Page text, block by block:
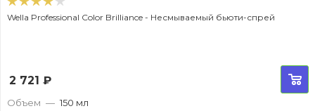
Wella Professional Color Brilliance - Несмываемый бьюти-спрей
2 721 ₽
Объем — 150 мл